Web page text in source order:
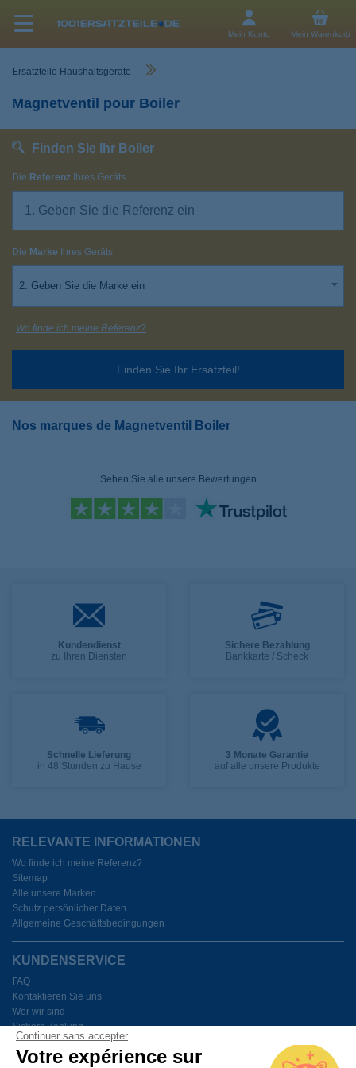
Continuer sans accepter
Votre expérience sur
Mein Konto Mein Warenkorb
Ersatzteile Haushaltsgeräte
Magnetventil pour Boiler
Finden Sie Ihr Boiler
Die Referenz Ihres Geräts
Die Marke Ihres Geräts
2. Geben Sie die Marke ein
Finden Sie Ihr Ersatzteil!
Wo finde ich meine Referenz?
Nos marques de Magnetventil Boiler
Sehen Sie alle unsere Bewertungen
Kundendienst
zu Ihren Diensten
Sichere Bezahlung
Bankkarte / Scheck
Schnelle Lieferung
in 48 Stunden zu Hause
3 Monate Garantie
auf alle unsere Produkte
RELEVANTE INFORMATIONEN
Wo finde ich meine Referenz?
Sitemap
Alle unsere Marken
Schutz persönlicher Daten
Allgemeine Geschäftsbedingungen
KUNDENSERVICE
FAQ
Kontaktieren Sie uns
Wer wir sind
Sichere Zahlung
Meine Cookies verwalten